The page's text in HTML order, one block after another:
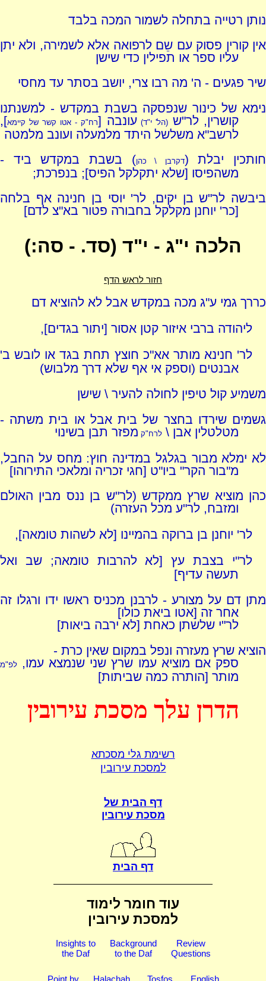
נותן רטייה בתחלה לשמור המכה בלבד
אין קורין פסוק עם שֵם לרפואה אלא לשמירה, ולא יתן
עליו ספר או תפילין כדי שישן
שיר פגעים - ה' מה רבו צרי, יושב בסתר עד מחסי
נימא של כינור שנפסקה בשבת במקדש - למשנתנו
קושרין, לר"ש(הל' י"ד) עונבה [רח"ק - אטו קשר של קיימא],
לרשב"א משלשל היתד מלמעלה ועונב מלמטה
חותכין יבלת (דקרבן \ כהן) בשבת במקדש ביד -
משהפיסו [שלא יתקלקל הפיס]; בנפרכת;
ביבשה לר"ש בן יקים, לר' יוסי בן חנינה אף בלחה
[כר' יוחנן מקלקל בחבורה פטור בא"צ לדם]
הלכה י"ג - י"ד (סד. - סה:)
חזור לראש הדף
כררך גמי ע"ג מכה במקדש אבל לא להוציא דם
ליהודה ברבי איזור קטן אסור [יתור בגדים],
לר' חנינא מותר אא"כ חוצץ תחת בגד או לובש ב'
אבנטים (וספק אי אף שלא דרך מלבוש)
משמיע קול טיפין לחולה להעיר \ שישן
גשמים שירדו בחצר של בית אבל או בית משתה -
מטלטלין אבן \לרח"ק מפזר תבן בשינוי
לא ימלא מבור בגלגל במדינה חוץ: מחס על החבל,
מ"בור הקר" ביו"ט [חגי זכריה ומלאכי התירוהו]
כהן מוציא שרץ ממקדש (לר"ש בן ננס מבין האולם
ומזבח, לר"ע מכל העזרה)
לר' יוחנן בן ברוקה בהמיינו [לא לשהות טומאה],
לר"י בצבת עץ [לא להרבות טומאה; שב ואל
תעשה עדיף]
מתן דם על מצורע - לרבנן מכניס ראשו ידו ורגלו זה
אחר זה [אטו ביאת כולו]
לר"י שלשתן כאחת [לא ירבה ביאות]
הוציא שרץ מעזרה ונפל במקום שאין כרת -
ספק אם מוציא עמו שרץ שני שנמצא עמו,
לפ"מ
מותר [הותרה כמה שביתות]
הדרן עלך מסכת עירובין
רשימת גלי מסכתא
למסכת עירובין
דף הבית של
מסכת עירובין
דף הבית
עוד חומר לימוד
למסכת עירובין
Insights to
the Daf
Background
to the Daf
Review
Questions